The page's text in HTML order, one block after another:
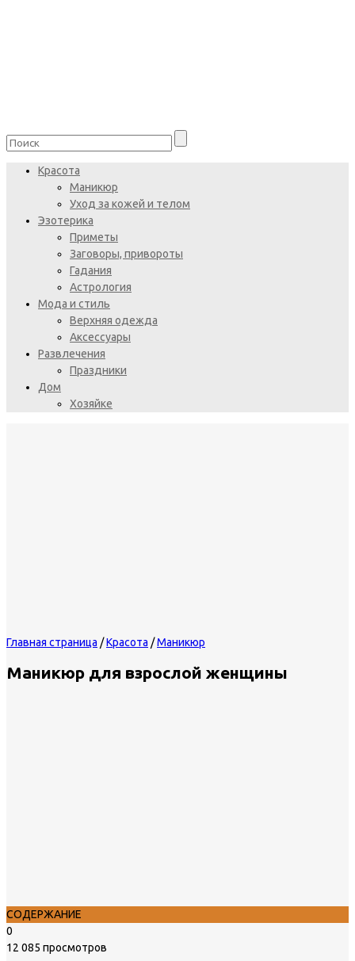
Красота
Маникюр
Уход за кожей и телом
Эзотерика
Приметы
Заговоры, привороты
Гадания
Астрология
Мода и стиль
Верхняя одежда
Аксессуары
Развлечения
Праздники
Дом
Хозяйке
Главная страница /Красота /Маникюр
Маникюр для взрослой женщины
СОДЕРЖАНИЕ
0
12 085 просмотров